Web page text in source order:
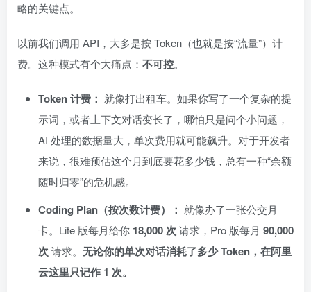
略的关键点。
以前我们调用 API，大多是按 Token（也就是按“流量”）计
费。这种模式有个大痛点： 不可控。
Token 计费： 就像打出租车。如果你写了一个复杂的提
示词，或者上下文对话变长了，哪怕只是问个小问题，
AI 处理的数据量大，单次费用就可能飙升。对于开发者
来说，很难预估这个月到底要花多少钱，总有一种“余额
随时归零”的危机感。
Coding Plan（按次数计费）： 就像办了一张公交月
卡。Lite 版每月给你 18,000 次 请求，Pro 版每月 90,000
次 请求。 无论你的单次对话消耗了多少 Token，在阿里
云这里只记作 1 次。